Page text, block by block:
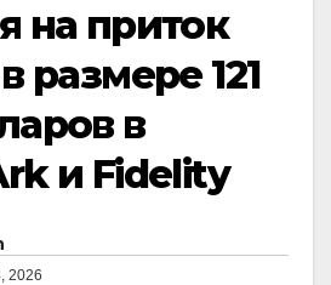
на приток
размере 121
в
и Fidelity
2026